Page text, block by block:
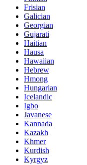
Frisian
Galician
Georgian
Gujarati
Haitian
Hausa
Hawaiian
Hebrew
Hmong
Hungarian
Icelandic
Igbo
Javanese
Kannada
Kazakh
Khmer
Kurdish
Kyrgyz